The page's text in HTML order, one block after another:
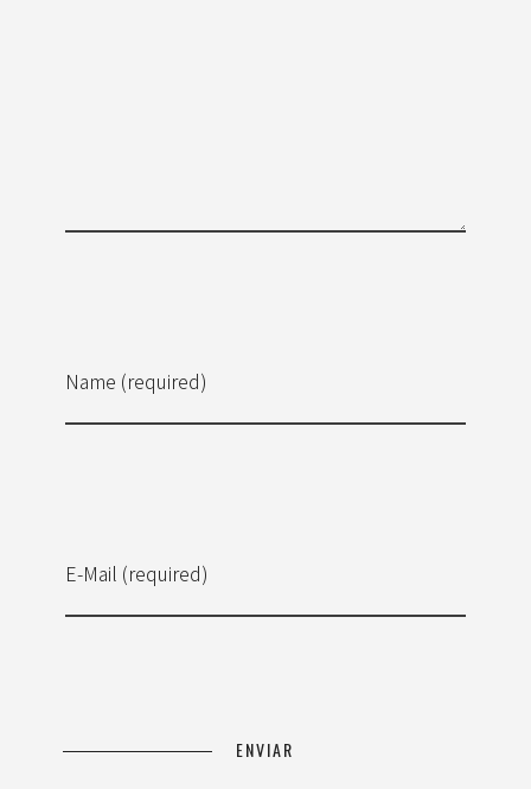
Name (required)
E-Mail (required)